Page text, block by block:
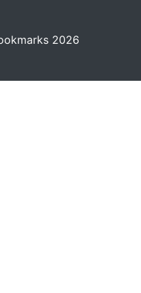
2026